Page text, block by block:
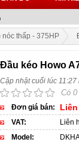
thấp - 375HP
Đầu kéo Howo
Cập nhật cuối lúc
Có
Đơn giá bán:
VAT:
Liên
Model: